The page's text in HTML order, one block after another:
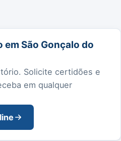
São Gonçalo do
Solicite certidões e
em qualquer